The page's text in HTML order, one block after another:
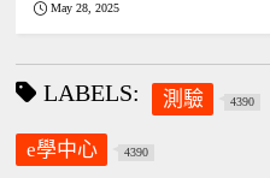
May 28, 2025
LABELS: 測驗 4390
e學中心 4390